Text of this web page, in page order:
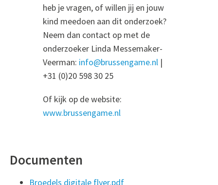
heb je vragen, of willen jij en jouw
kind meedoen aan dit onderzoek?
Neem dan contact op met de
onderzoeker Linda Messemaker-
Veerman: info@brussengame.nl |
+31 (0)20 598 30 25
Of kijk op de website:
www.brussengame.nl
Documenten
Broedels digitale flyer.pdf